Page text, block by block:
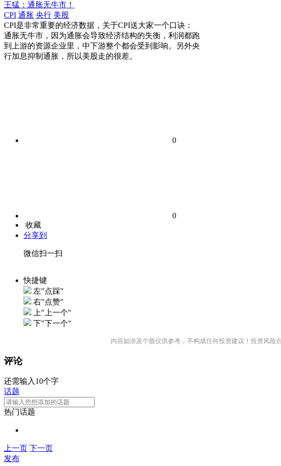
王猛：通胀无牛市！
CPI 通胀 央行 美股
CPI是非常重要的经济数据，关于CPI送大家一个口诀：
通胀无牛市，因为通胀会导致经济结构的失衡，利润都跑
到上游的资源企业里，中下游整个都会受到影响。另外央
行加息抑制通胀，所以美股走的很差。
0
0
收藏
分享到
微信扫一扫
快捷键
左"点踩"
右"点赞"
上"上一个"
下"下一个"
内容如涉及个股仅供参考，不构成任何投资建议！投资风险
评论
还需输入10个字
话题
热门话题
上一页 下一页
发布